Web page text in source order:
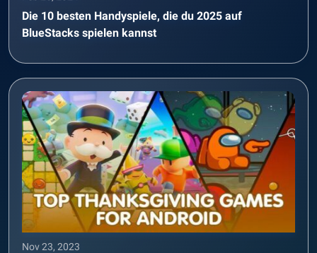
Die 10 besten Handyspiele, die du 2025 auf
BlueStacks spielen kannst
Nov 23, 2023